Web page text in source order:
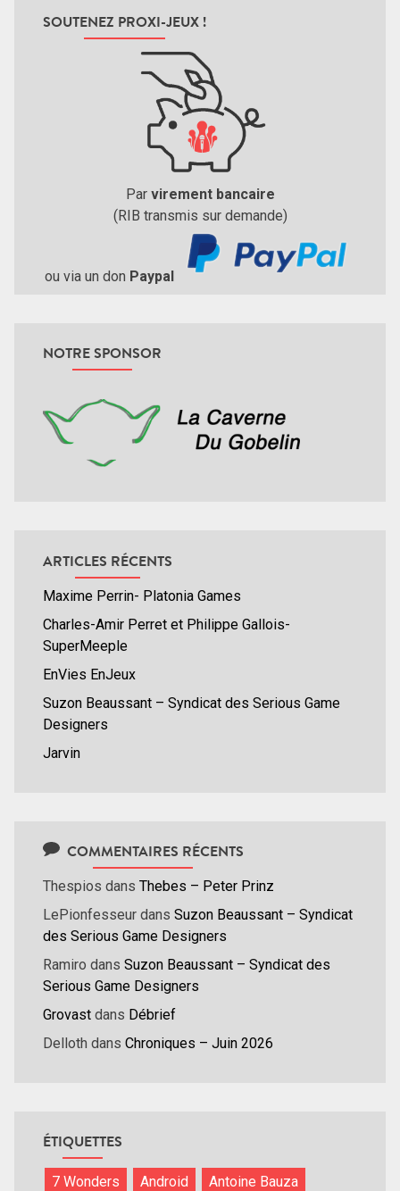
SOUTENEZ PROXI-JEUX !
Par virement bancaire
(RIB transmis sur demande)
ou via un don Paypal
NOTRE SPONSOR
ARTICLES RÉCENTS
Maxime Perrin- Platonia Games
Charles-Amir Perret et Philippe Gallois-
SuperMeeple
EnVies EnJeux
Suzon Beaussant – Syndicat des Serious Game
Designers
Jarvin
COMMENTAIRES RÉCENTS
Thespios dans Thebes – Peter Prinz
LePionfesseur dans Suzon Beaussant – Syndicat
des Serious Game Designers
Ramiro dans Suzon Beaussant – Syndicat des
Serious Game Designers
Grovast dans Débrief
Delloth dans Chroniques – Juin 2026
ÉTIQUETTES
7 Wonders Android
Antoine Bauza